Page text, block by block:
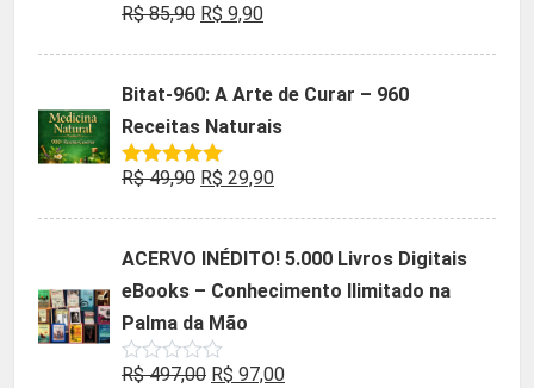
Avaliação
de
R$85,90 O
era:
R$ 85,90.
R$ 9,90O
é:
R$ 9,90.
Bitat-960: A Arte de Curar – 960
Receitas Naturais
Avaliação
R$49,90 O
era:
R$ 49,90.
R$ 29,90O
é:
R$ 29,90.
ACERVO INÉDITO! 5.000 Livros Digitais
eBooks – Conhecimento Ilimitado na
Palma da Mão
Avaliação
R$497,00 O
R$ 97,00O